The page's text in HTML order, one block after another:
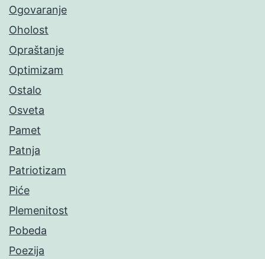
Ogovaranje
Oholost
Opraštanje
Optimizam
Ostalo
Osveta
Pamet
Patnja
Patriotizam
Piće
Plemenitost
Pobeda
Poezija